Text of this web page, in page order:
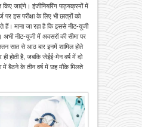
किए जाएंगे। इंजीनियरिंग पाठ्यक्रमों में
पर इस परीक्षा के लिए भी छात्रों को
माना जा रहा है कि इससे नीट-यूजी
अभी नीट-यूजी में अवसरों की सीमा पर
सात से आठ बार इनमें शामिल होते
ही होती है, जबकि जेईई-मेन वर्ष में दो
में बैठने के तीन वर्ष में छह मौके मिलते